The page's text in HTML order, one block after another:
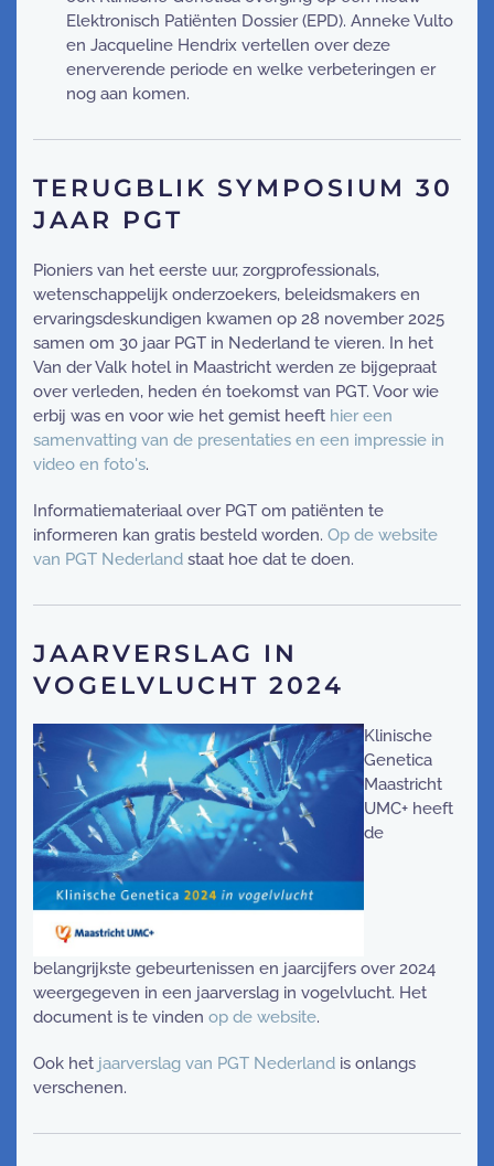
Elektronisch Patiënten Dossier (EPD). Anneke Vulto
en Jacqueline Hendrix vertellen over deze
enerverende periode en welke verbeteringen er
nog aan komen.
TERUGBLIK SYMPOSIUM 30
JAAR PGT
Pioniers van het eerste uur, zorgprofessionals,
wetenschappelijk onderzoekers, beleidsmakers en
ervaringsdeskundigen kwamen op 28 november 2025
samen om 30 jaar PGT in Nederland te vieren. In het
Van der Valk hotel in Maastricht werden ze bijgepraat
over verleden, heden én toekomst van PGT. Voor wie
erbij was en voor wie het gemist heeft hier een
samenvatting van de presentaties en een impressie in
video en foto's.
Informatiemateriaal over PGT om patiënten te
informeren kan gratis besteld worden. Op de website
van PGT Nederland staat hoe dat te doen.
JAARVERSLAG IN
VOGELVLUCHT 2024
Klinische
Genetica
Maastricht
UMC+ heeft
de
belangrijkste gebeurtenissen en jaarcijfers over 2024
weergegeven in een jaarverslag in vogelvlucht. Het
document is te vinden op de website.
Ook het jaarverslag van PGT Nederland is onlangs
verschenen.